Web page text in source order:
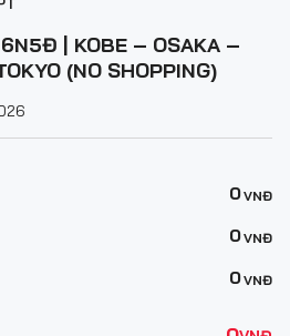
| KOBE – OSAKA –
(NO SHOPPING)
0VNĐ
0VNĐ
0VNĐ